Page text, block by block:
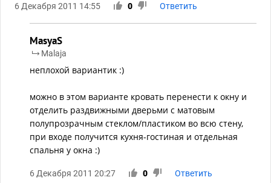
6 Декабря 2011 14:55 0 Ответить
MasyaS
Malaja
неплохой вариантик :)
можно в этом варианте кровать перенести к окну и
отделить раздвижными дверьми с матовым
полупрозрачным стеклом/пластиком во всю стену,
при входе получится кухня-гостиная и отдельная
спальня у окна :)
6 Декабря 2011 20:27 0 Ответить